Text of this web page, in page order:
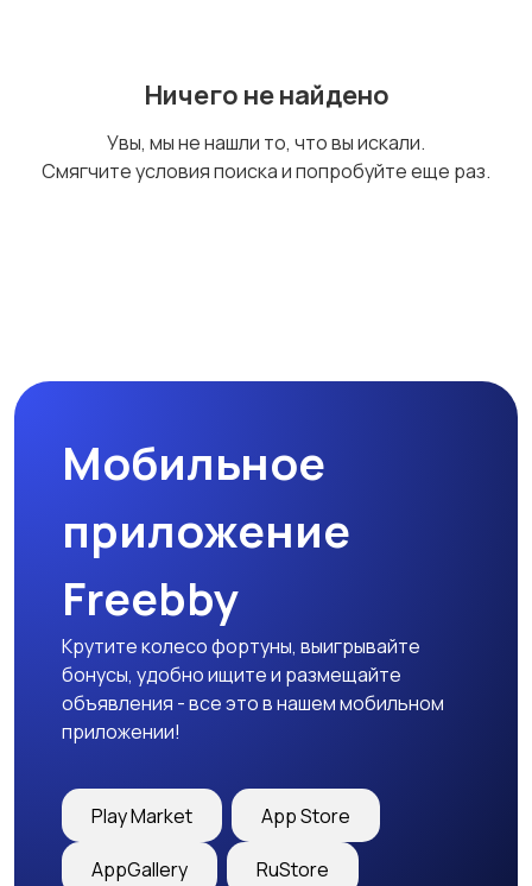
инструментыНичего не найдено
Увы, мы не нашли то, что вы искали.
Смягчите условия поиска и попробуйте еще раз.
Мобильное
приложение
Freebby
Крутите колесо фортуны, выигрывайте
бонусы, удобно ищите и размещайте
объявления - все это в нашем мобильном
приложении!
Play Market App Store
AppGallery RuStore